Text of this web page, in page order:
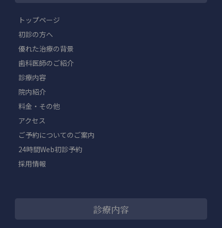
トップページ
初診の方へ
優れた治療の背景
歯科医師のご紹介
診療内容
院内紹介
料金・その他
アクセス
ご予約についてのご案内
24時間Web初診予約
採用情報
診療内容